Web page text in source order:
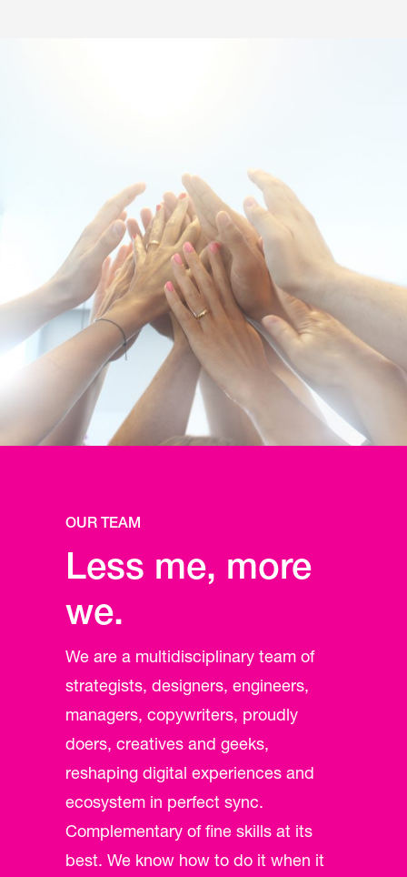
OUR TEAM
Less me, more
we.
We are a multidisciplinary team of
strategists, designers, engineers,
managers, copywriters, proudly
doers, creatives and geeks,
reshaping digital experiences and
ecosystem in perfect sync.
Complementary of fine skills at its
best. We know how to do it when it